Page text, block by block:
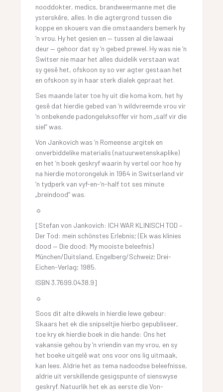
nooddokter, medics, brandweermanne met die
ysterskêre, alles. In die agtergrond tussen die
koppe en skouers van die omstaanders bemerk hy
‘n vrou. Hy het gesien en — tussen al die lawaai
deur — gehoor dat sy ‘n gebed prewel. Hy was nie ‘n
Switser nie maar het alles duidelik verstaan wat
sy gesê het, ofskoon sy so ver agter gestaan het
en ofskoon sy in haar sterk dialek gepraat het.
Ses maande later toe hy uit die koma kom, het hy
gesê dat hierdie gebed van ‘n wildvreemde vrou vir
‘n onbekende padongeluksoffer vir hom „salf vir die
siel” was.
Von Jankovich was ‘n Romeense argitek en
onverbiddelike materialis (natuurwetenskaplike)
en het ‘n boek geskryf waarin hy vertel oor hoe hy
na hierdie motorongeluk in 1964 in Switserland vir
‘n tydperk van vyf-en-‘n-half tot ses minute
„breindood” was.
☼
[Stefan von Jankovich: ICH WAR KLINISCH TOD –
Der Tod: mein schönstes Erlebnis; (Ek was klinies
dood — Die dood: My mooiste beleefnis)
München/Duitsland, Engelberg/Schweiz; Drei-
Eichen-Verlag; 1985.
ISBN 3.7699.0438.9]
☼
Soos dit alte dikwels in hierdie lewe gebeur:
Skaars het ek die snipseltjie hierbo gepubliseer,
toe kry ek hierdie boek in die hande: Ons het
vakansie gehou by ‘n vriendin van my vrou, en sy
het boeke uitgelê wat ons voor ons lig uitmaak,
kan lees. Aldrie het as tema nadoodse beleefnisse,
aldrie uit verskillende gesigspunte of sienswyse
geskryf. Natuurlik het ek as eerste die Von-